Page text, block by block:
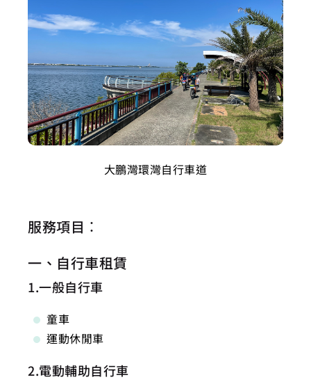
大鵬灣環灣自行車道
服務項目：
一、自行車租賃
1.一般自行車
童車
運動休閒車
2.電動輔助自行車